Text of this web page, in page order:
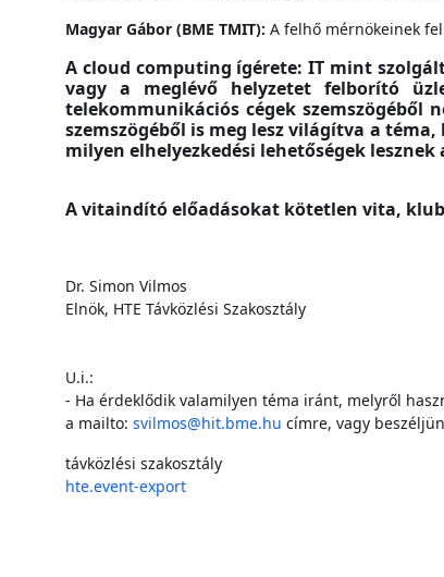
Magyar Gábor (BME TMIT): A felhő mérnökeinek
A cloud computing ígérete: IT mint
vagy a meglévő helyzetet felborító
telekommunikációs cégek szemszögéből
szemszögéből is meg lesz világítva a
milyen elhelyezkedési lehetőségek
A vitaindító előadásokat kötetlen vita,
Dr. Simon Vilmos
Elnök, HTE Távközlési Szakosztály
U.i.:
- Ha érdeklődik valamilyen téma iránt, melyről
a mailto: svilmos@hit.bme.hu címre, vagy
távközlési szakosztály
hte.event-export